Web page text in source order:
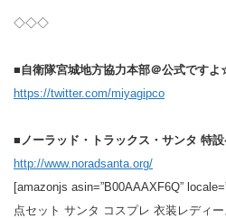
◇◇◇
■自衛隊宮城地方協力本部＠公式です
https://twitter.com/miyagipco
■ノーラッド・トラックス・サンタ 特
http://www.noradsanta.org/
[amazonjs asin=”B00AAAXF6Q”
点セット サンタ コスプレ 衣装レディ